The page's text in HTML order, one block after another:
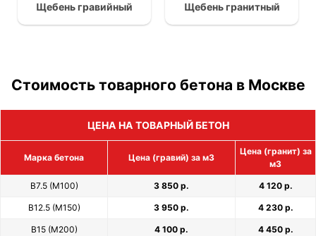
Щебень гравийный Щебень гранитный
Стоимость товарного бетона в Москве
ЦЕНА НА ТОВАРНЫЙ БЕТОН
Марка бетона Цена (гравий) за м3
Цена (гранит) за
м3
В7.5 (М100) 3 850 р. 4 120 р.
В12.5 (М150) 3 950 р. 4 230 р.
В15 (М200) 4 100 р. 4 450 р.